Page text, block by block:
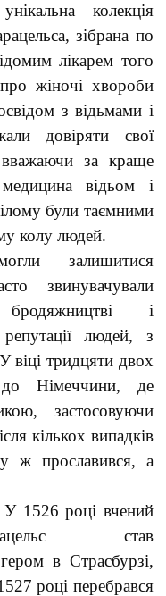
колекція
зібрана по
лікарем того
жіночі хвороби
з відьмами і
довіряти свої
вважаючи за краще
відьом і
були таємними
колу людей.
залишитися
звинувачували
і
людей, з
віці тридцяти двох
до Німеччини, де
застосовуючи
кількох випадків
ж прославився, а
У 1526 році вчений
став
в Страсбурзі,
році перебрався